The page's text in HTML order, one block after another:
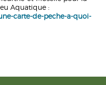
Aquatique :
carte-de-peche-a-quoi-